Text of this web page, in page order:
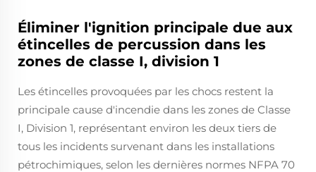
Éliminer l'ignition principale due aux
étincelles de percussion dans les
zones de classe I, division 1
Les étincelles provoquées par les chocs restent la
principale cause d'incendie dans les zones de Classe
I, Division 1, représentant environ les deux tiers de
tous les incidents survenant dans les installations
pétrochimiques, selon les dernières normes NFPA 70